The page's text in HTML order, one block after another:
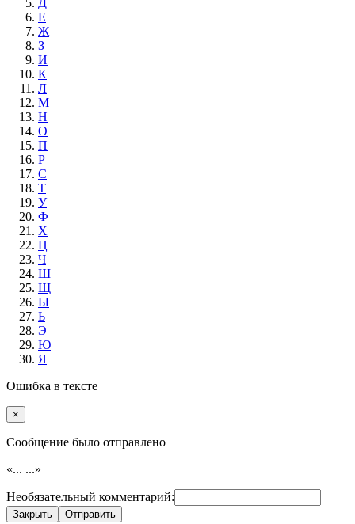
Д
Е
Ж
З
И
К
Л
М
Н
О
П
Р
С
Т
У
Ф
Х
Ц
Ч
Ш
Щ
Ы
Ь
Э
Ю
Я
Ошибка в тексте
×
Cообщение было отправлено
«... ...»
Необязательный комментарий:
Закрыть Отправить